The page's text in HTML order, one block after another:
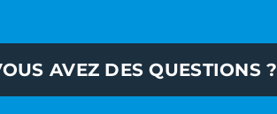
AVEZ DES QUESTIONS ?